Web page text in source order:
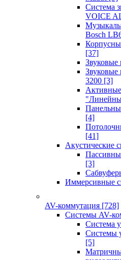
Система
VOICE
Bosch
[37]
Звуковые
Звуковые
3200 [3]
[4]
[41]
Акустические
[3]
Иммерсивные
AV-коммутация [728]
Системы AV-
Система
Системы
[5]